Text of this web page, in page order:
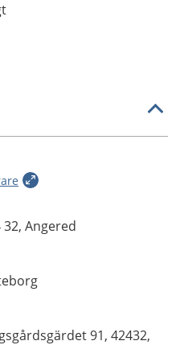
Angered
91, 42432,